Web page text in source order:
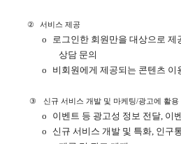
② 서비스 제공
o
로그인한 회원만을 대상으로 제
상담 문의
o
비회원에게 제공되는 콘텐츠 이
③ 신규 서비스 개발 및 마케팅/광고에 활용
o 이벤트 등 광고성 정보 전달, 이
o
신규 서비스 개발 및 특화, 인구